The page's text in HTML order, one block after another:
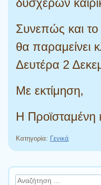
δυσχερών
Συνεπώς και
θα παραμείνει
Δευτέρα 2
Με εκτίμηση,
Η Προϊσταμένη
Κατηγορία: Γενικά
Πλοήγηση
Αναζήτηση